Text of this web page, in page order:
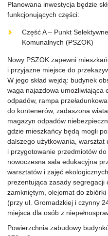
Planowana inwestycja będzie
funkcjonujących części:
Część A – Punkt
Komunalnych (PSZOK)
Nowy PSZOK zapewni
i przyjazne miejsce do
W jego skład wejdą: budynek
waga najazdowa umożliwiająca
odpadów, rampa
do kontenerów, zadaszona
magazyn odpadów
gdzie mieszkańcy będą mogli
dalszego użytkowania, warsztat
i przygotowanie przedmiotów
nowoczesna sala edukacyjna
warsztatów i zajęć
prezentująca zasady
zamkniętym, olejomat do
(przy ul. Gromadzkiej i czynny
miejsca dla osób z
Powierzchnia zabudowy